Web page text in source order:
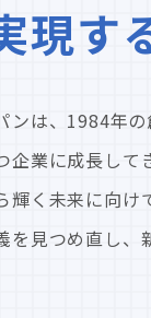
現す
は、1984年の
業に成長して
く未来に向け
を見つめ直し